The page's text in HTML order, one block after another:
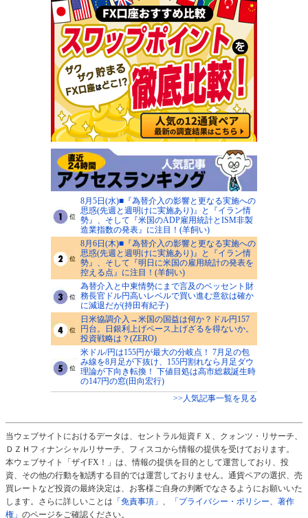
8月5日(水)■『為替介入の影響と更なる実施への
思惑(先週と週明けに実施あり)』と『イラン情
勢』、そして『米国のADP雇用統計とISM非製
造業指数の発表』に注目！(羊飼い)
8月6日(木)■『為替介入の影響と更なる実施への
思惑(先週と週明けに実施あり)』と『イラン情
勢』、そして『明日に米国の雇用統計の発表を
控える点』に注目！(羊飼い)
為替介入と中東情勢にまで言及のベッセント財
務長官ドル円高いレベルで買い進む意欲は確か
に減退だが(持田有紀子)
日米協調介入→米国の国益は何か？ドル円157
円台。日銀利上げペース上げざるを得ないか。
投資戦略は？(ZERO)
米ドル/円は155円が最大の分岐点！ 7月足の包
み線を8月足が下抜け、155円割れなら月足ダウ
理論が下向き転換！ 下値目処は高市総裁誕生時
の147円の窓(田向宏行)
>>人気記事一覧を見る
当ウェブサイトにおけるデータは、セントラル短資ＦＸ、クォンツ・リサーチ、
ＤＺＨフィナンシャルリサーチ、フィスコから情報の提供を受けております。
本ウェブサイト「ザイFX！」は、情報の提供を目的として運営しており、投
資、その他の行動を勧誘する目的では運営しておりません。通貨ペアの選択、売
買レートなど投資の最終決定は、お客様ご自身の判断でなさるようにお願いいた
します。さらに詳しいことは 「免責事項」 、
「プライバシー・ポリシー、著作
権」 のページをご確認ください。